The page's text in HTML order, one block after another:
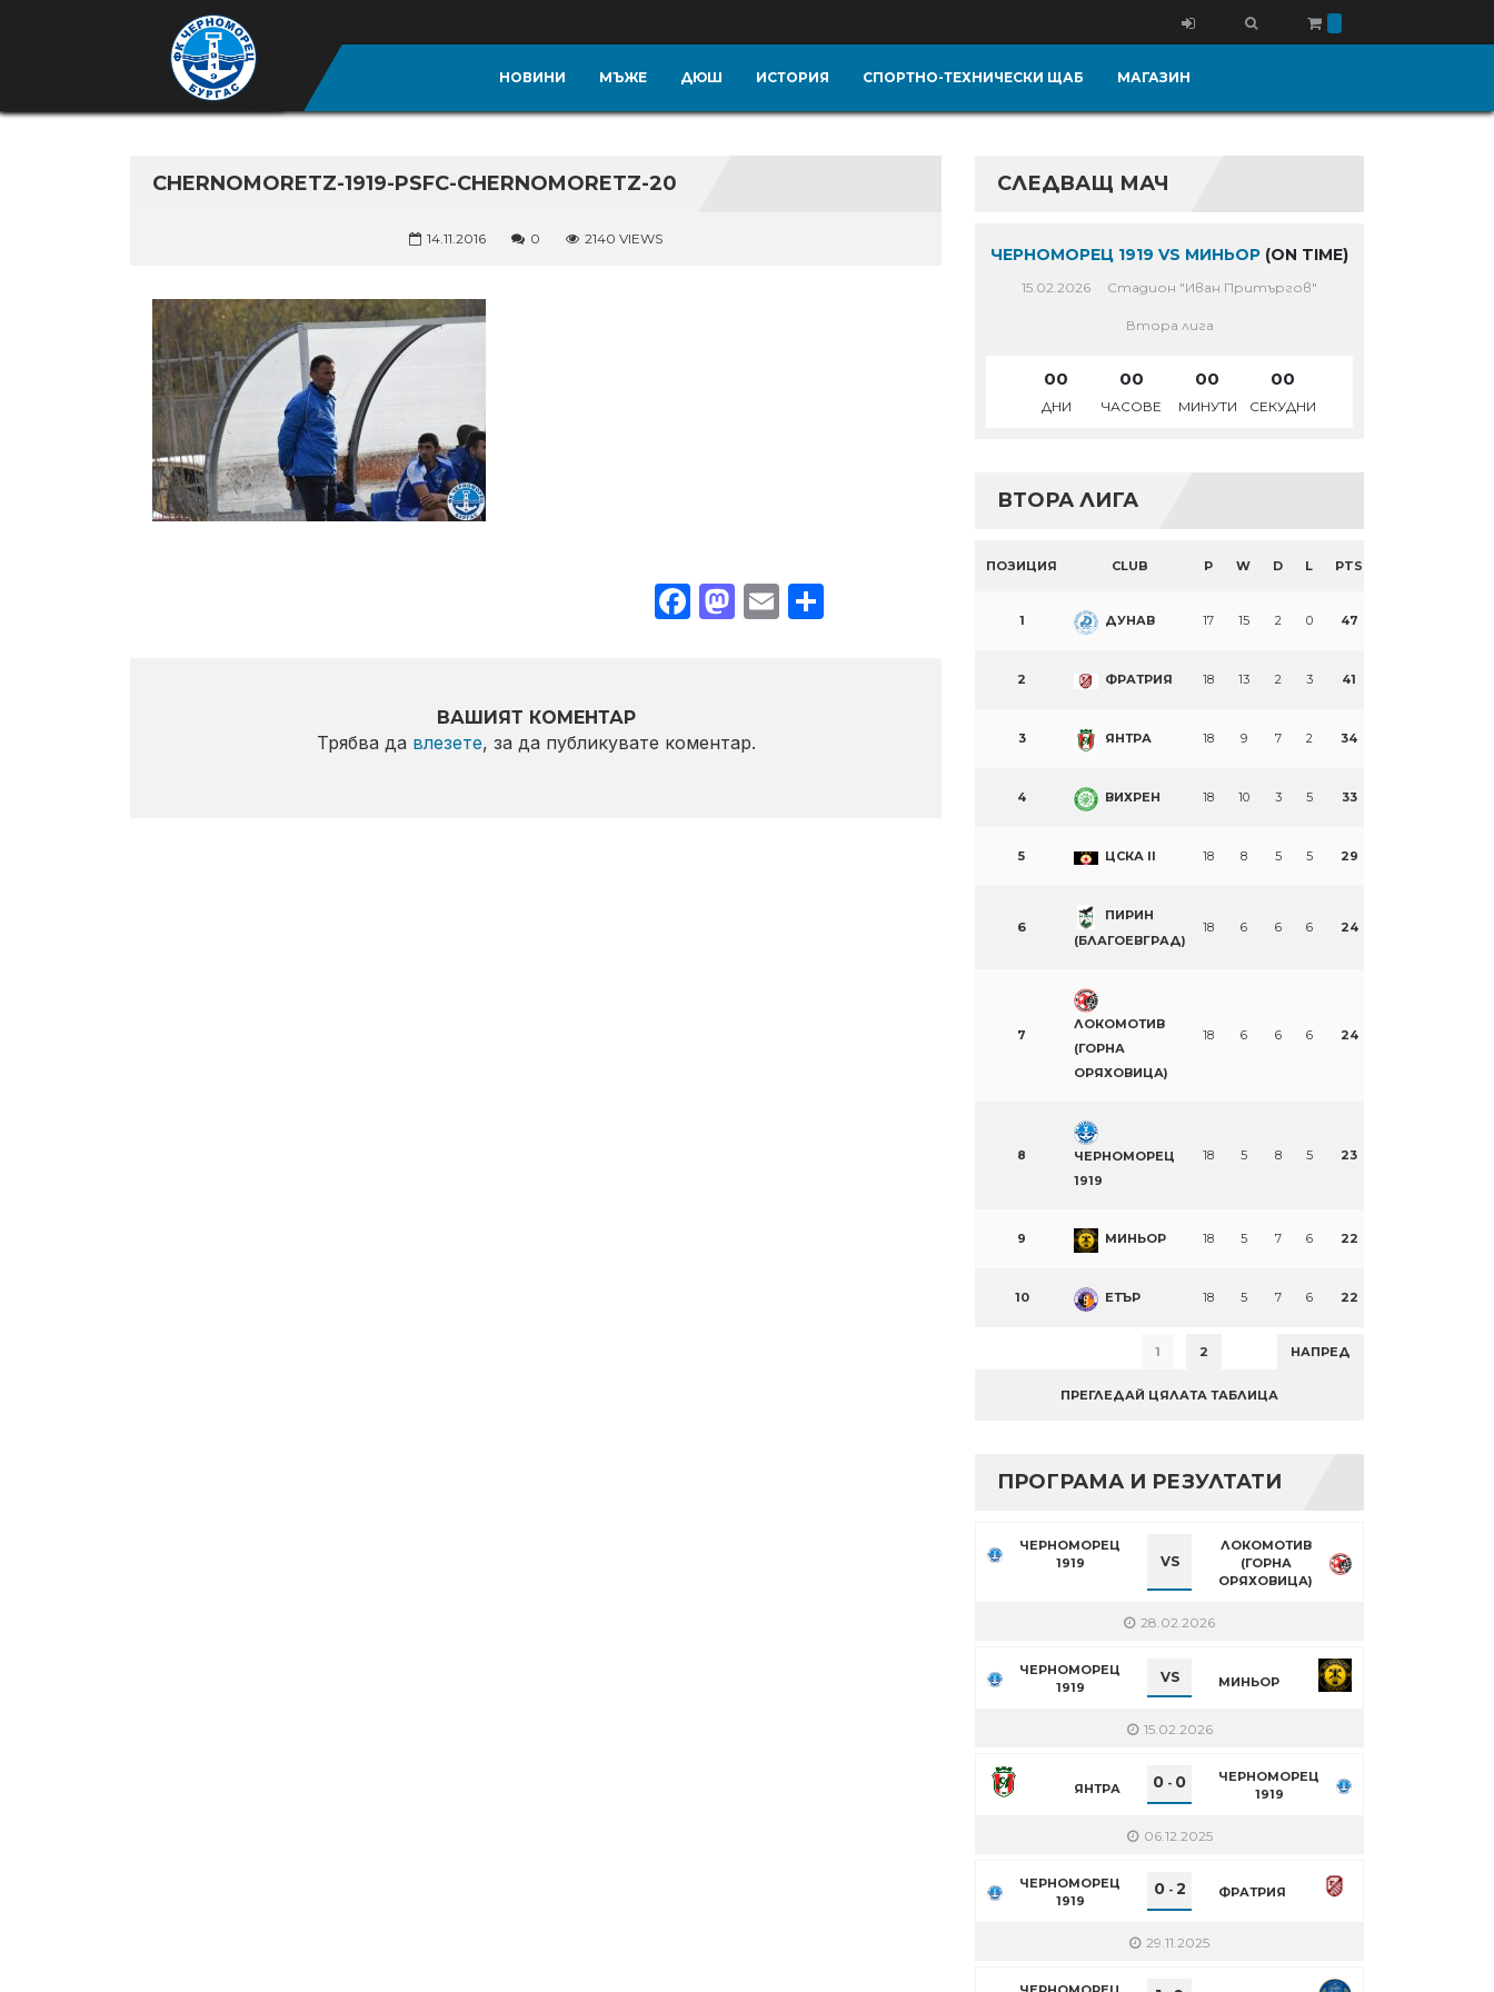
НОВИНИ МЪЖЕ ДЮШ ИСТОРИЯ СПОРТНО-ТЕХНИЧЕСКИ ЩАБ МАГАЗИН
CHERNOMORETZ-1919-PSFC-CHERNOMORETZ-20
14.11.2016 0 2140 VIEWS
Facebook
Mastodon
EmailShare
ВАШИЯТ КОМЕНТАР
Трябва да влезете, за да публикувате коментар.
СЛЕДВАЩ МАЧ
ЧЕРНОМОРЕЦ 1919 VS МИНЬОР (ON TIME)
15.02.2026 Стадион "Иван Притъргов"
Втора лига
00
ДНИ
00
ЧАСОВЕ
00
МИНУТИ
00
СЕКУДНИ
ВТОРА ЛИГА
ПОЗИЦИЯ CLUB P W D L PTS
1 ДУНАВ 17 15 2 0 47
2 ФРАТРИЯ 18 13 2 3 41
3 ЯНТРА 18 9 7 2 34
4 ВИХРЕН 18 10 3 5 33
5 ЦСКА II 18 8 5 5 29
6
ПИРИН
(БЛАГОЕВГРАД)
18 6 6 6 24
7
ЛОКОМОТИВ
(ГОРНА
ОРЯХОВИЦА)
18 6 6 6 24
8
ЧЕРНОМОРЕЦ
1919
18 5 8 5 23
9 МИНЬОР 18 5 7 6 22
10 ЕТЪР 18 5 7 6 22
1 2 НАПРЕД
ПРЕГЛЕДАЙ ЦЯЛАТА ТАБЛИЦА
ПРОГРАМА И РЕЗУЛТАТИ
ЧЕРНОМОРЕЦ
1919
VS
ЛОКОМОТИВ
(ГОРНА
ОРЯХОВИЦА)
28.02.2026
ЧЕРНОМОРЕЦ
1919
VS МИНЬОР
15.02.2026
ЯНТРА 0 - 0
ЧЕРНОМОРЕЦ
1919
06.12.2025
ЧЕРНОМОРЕЦ
1919
0- 2 ФРАТРИЯ
29.11.2025